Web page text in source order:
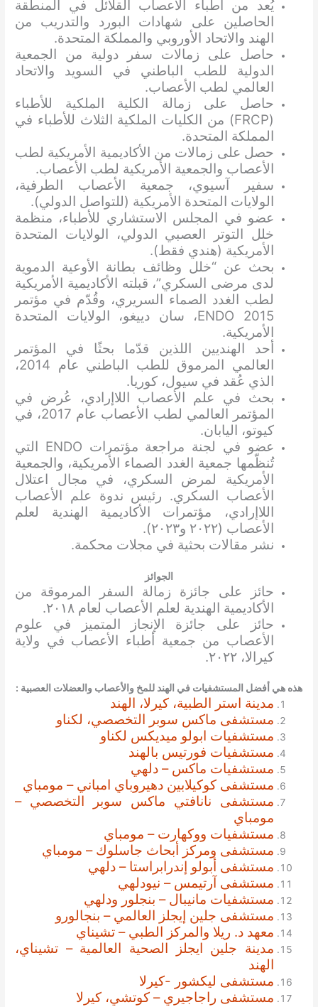
يُعد من أطباء الأعصاب القلائل في المنطقة
الحاصلين على شهادات البورد والتدريب من
الهند والاتحاد الأوروبي والمملكة المتحدة.
حاصل على زمالات سفر دولية من الجمعية
الدولية للطب الباطني في السويد والاتحاد
العالمي لطب الأعصاب.
حاصل على زمالة الكلية الملكية للأطباء
(FRCP) من الكليات الملكية الثلاث للأطباء في
المملكة المتحدة.
حصل على زمالات من الأكاديمية الأمريكية لطب
الأعصاب والجمعية الأمريكية لطب الأعصاب.
سفير آسيوي، جمعية الأعصاب الطرفية،
الولايات المتحدة الأمريكية (للتواصل الدولي).
عضو في المجلس الاستشاري للأطباء، منظمة
خلل التوتر العصبي الدولي، الولايات المتحدة
الأمريكية (هندي فقط).
بحث عن “خلل وظائف بطانة الأوعية الدموية
لدى مرضى السكري”، قبلته الأكاديمية الأمريكية
لطب الغدد الصماء السريري، وقُدّم في مؤتمر
ENDO 2015، سان دييغو، الولايات المتحدة
الأمريكية.
أحد الهنديين اللذين قدّما بحثًا في المؤتمر
العالمي المرموق للطب الباطني عام 2014،
الذي عُقد في سيول، كوريا.
بحث في علم الأعصاب اللاإرادي، عُرض في
المؤتمر العالمي لطب الأعصاب عام 2017، في
كيوتو، اليابان.
عضو في لجنة مراجعة مؤتمرات ENDO التي
تُنظّمها جمعية الغدد الصماء الأمريكية، والجمعية
الأمريكية لمرض السكري، في مجال اعتلال
الأعصاب السكري. رئيس ندوة علم الأعصاب
اللاإرادي، مؤتمرات الأكاديمية الهندية لعلم
الأعصاب (٢٠٢٢ و٢٠٢٣).
نشر مقالات بحثية في مجلات محكمة.
الجوائز
حائز على جائزة زمالة السفر المرموقة من
الأكاديمية الهندية لعلم الأعصاب لعام ٢٠١٨.
حائز على جائزة الإنجاز المتميز في علوم
الأعصاب من جمعية أطباء الأعصاب في ولاية
كيرالا، ٢٠٢٢.
هذه هي أفضل المستشفيات في الهند للمخ والأعصاب والعضلات العصبية :
مدينة استر الطبية، كيرلا، الهند
مستشفى ماكس سوبر التخصصي، لكناو
مستشفيات ابولو ميديكس لكناو
مستشفيات فورتيس بالهند
مستشفيات ماكس – دلهي
مستشفى كوكيلابين دهيروباي امباني – مومباي
مستشفى نانافتي ماكس سوبر التخصصي –
مومباي
مستشفيات ووكهارت – مومباي
مستشفى ومركز أبحاث جاسلوك – مومباي
مستشفى أبولو إندرابراستا – دلهي
مستشفى آرتيمس – نيودلهي
مستشفيات مانيبال – بنجلور ودلهي
مستشفى جلين إيجلز العالمي – بنجالورو
معهد د. ريلا والمركز الطبي – تشيناي
مدينة جلين ايجلز الصحية العالمية – تشيناي،
الهند
مستشفى ليكشور -كيرلا
مستشفى راجاجيري – كوتشي، كيرلا